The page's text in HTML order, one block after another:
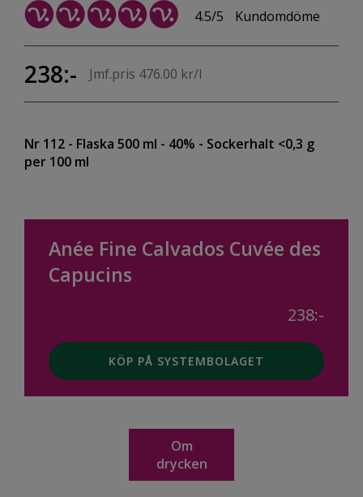
4.5/5 Kundomdöme
238:- Jmf.pris 476.00 kr/l
Nr 112 - Flaska 500 ml - 40% - Sockerhalt <0,3 g
per 100 ml
Anée Fine Calvados Cuvée des
Capucins
238:-
KÖP PÅ SYSTEMBOLAGET
Om
drycken